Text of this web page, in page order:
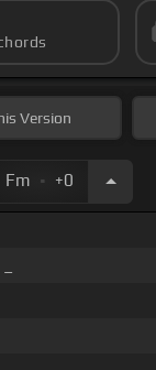
Version
Fm . +0